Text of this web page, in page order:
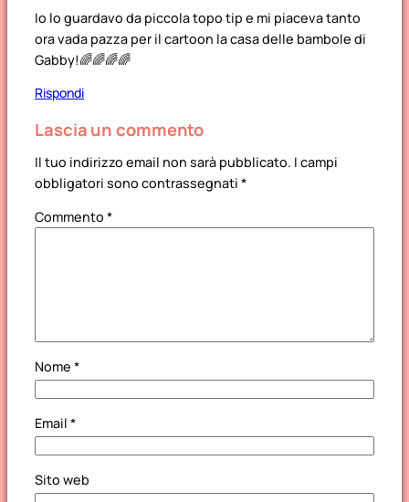
Io lo guardavo da piccola topo tip e mi piaceva tanto
ora vada pazza per il cartoon la casa delle bambole di
Gabby!🌈🌈🌈🌈
Rispondi
Lascia un commento
Il tuo indirizzo email non sarà pubblicato. I campi
obbligatori sono contrassegnati *
Commento *
Nome *
Email *
Sito web